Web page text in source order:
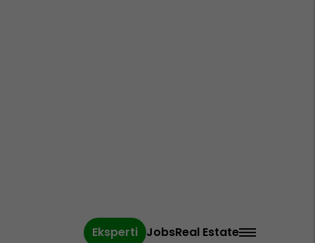
Eksperti JobsReal Estate